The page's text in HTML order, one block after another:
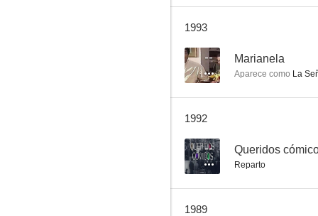
1993
-- Marianela
Aparece como La
1992
-- Queridos
Reparto
1989